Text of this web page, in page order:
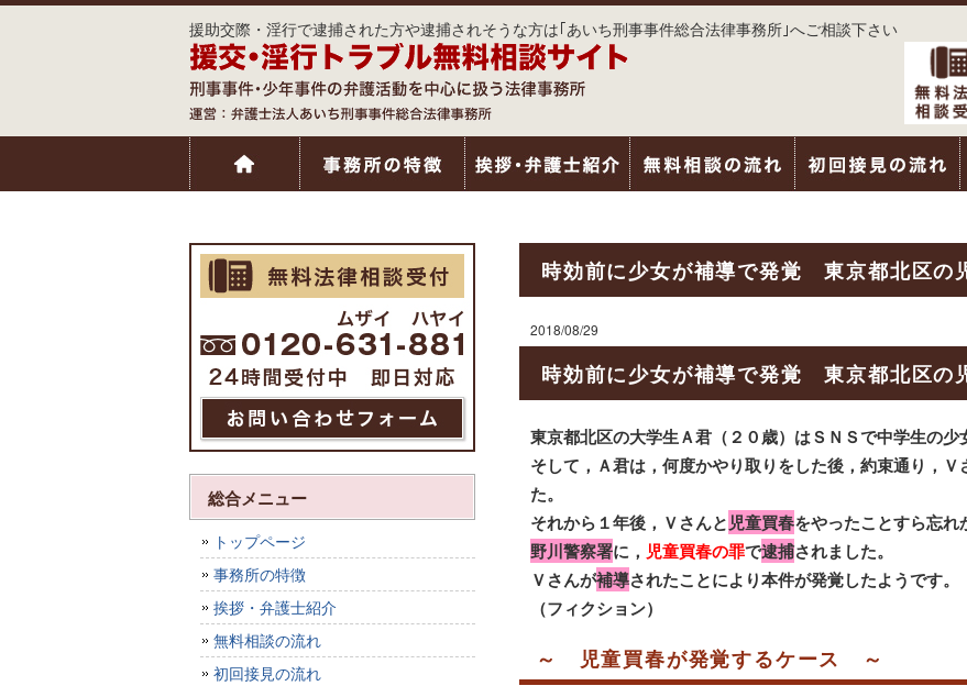
援助交際・淫行で逮捕された方や逮捕されそうな方は｢あいち刑事事件総合法律事務所｣へご相談下さい
時効前に少女が補導で発覚 東京都北区の
2018/08/29
時効前に少女が補導で発覚 東京都北区の
東京都北区の大学生Ａ君（２０歳）はＳＮＳで中学生の少
そして，Ａ君は，何度かやり取りをした後，約束通り，
た。
それから１年後，Ｖさんと児童買春をやったことすら忘れ
野川警察署に， 児童買春の罪で逮捕されました。
Ｖさんが補導されたことにより本件が発覚したようです。
（フィクション）
～ 児童買春が発覚するケース ～
総合メニュー
トップページ
事務所の特徴
挨拶・弁護士紹介
無料相談の流れ
初回接見の流れ